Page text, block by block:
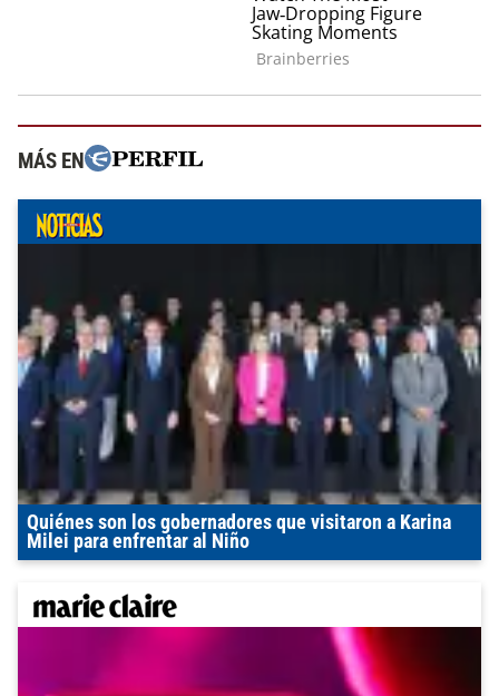
MÁS EN
Quiénes son los gobernadores que visitaron a Karina
Milei para enfrentar al Niño